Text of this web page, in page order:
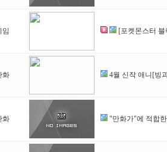
임 [포켓몬스터
화 4월 신작 애니[빙
화 "만화가"에 적합